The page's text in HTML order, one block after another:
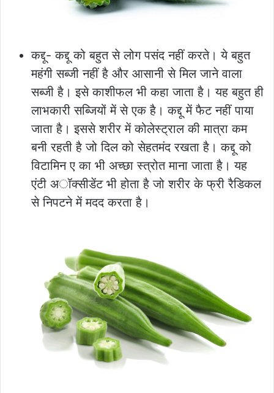
कद्दू- कद्दू को बहुत से लोग पसंद नहीं करते। ये बहुत
महंगी सब्जी नहीं है और आसानी से मिल जाने वाला
सब्जी है। इसे काशीफल भी कहा जाता है। यह बहुत ही
लाभकारी सब्जियों में से एक है। कद्दू में फैट नहीं पाया
जाता है। इससे शरीर में कोलेस्ट्राल की मात्रा कम
बनी रहती है जो दिल को सेहतमंद रखता है। कद्दू को
विटामिन ए का भी अच्छा स्त्रोत माना जाता है। यह
एंटी अॉक्सीडेंट भी होता है जो शरीर के फ्री रैडिकल
से निपटने में मदद करता है।